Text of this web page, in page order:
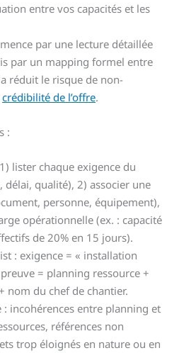
entre vos capacités et les
par une lecture détaillée
par un mapping formel entre
réduit le risque de non-
crédibilité de l’offre.
:
lister chaque exigence du
délai, qualité), 2) associer une
personne, équipement),
opérationnelle (ex. : capacité
de 20% en 15 jours).
: exigence = « installation
= planning ressource +
nom du chef de chantier.
: incohérences entre planning et
références non
trop éloignés en nature ou en